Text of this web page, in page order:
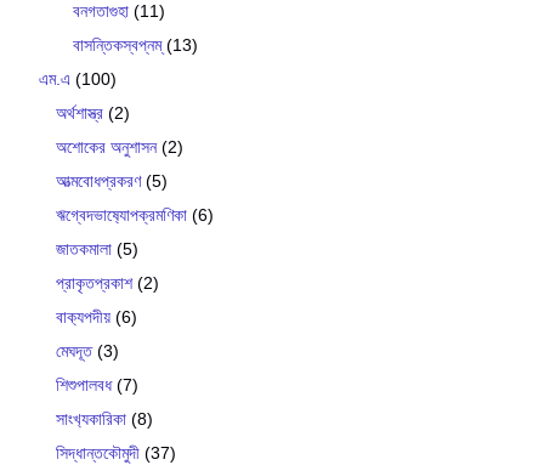
বনগতাগুহা (11)
বাসন্তিকস্বপ্নম্(13)
এম.এ (100)
অর্থশাস্ত্র (2)
অশোকের অনুশাসন(2)
আত্মবোধপ্রকরণ(5)
ঋগ্বেদভাষ‍্যোপক্রমণিকা (6)
জাতকমালা (5)
প্রাকৃতপ্রকাশ(2)
বাক‍্যপদীয় (6)
মেঘদূত(3)
শিশুপালবধ(7)
সাংখ‍্যকারিকা (8)
সিদ্ধান্তকৌমুদী (37)